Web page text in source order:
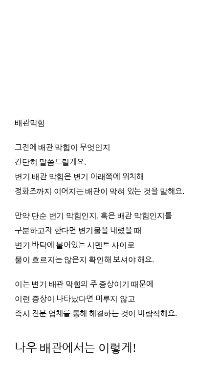
배관막힘
그전에 배관 막힘이 무엇인지
간단히 말씀드릴게요.
변기 배관 막힘은 변기 아래쪽에 위치해
정화조까지 이어지는 배관이 막혀 있는 것을 말해요.
만약 단순 변기 막힘인지, 혹은 배관 막힘인지를
구분하고자 한다면 변기물을 내렸을 때
변기 바닥에 붙어있는 시멘트 사이로
물이 흐르지는 않은지 확인해 보셔야 해요.
이는 변기 배관 막힘의 주 증상이기 때문에
이런 증상이 나타났다면 미루지 않고
즉시 전문 업체를 통해 해결하는 것이 바람직해요.
나우 배관에서는 이렇게!